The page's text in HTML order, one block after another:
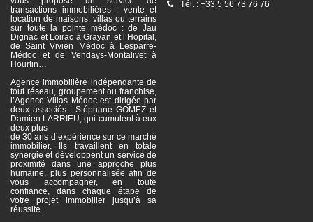
transactions immobilières : vente et
location de maisons, villas ou terrains
sur toute la pointe médoc : de Jau
Dignac et Loirac à Grayan et l’Hopital,
de Saint Vivien Médoc à Lesparre-
Médoc et de Vendays-Montalivet à
Hourtin…
Agence immobilière indépendante de
tout réseau, groupement ou franchise,
l’Agence Villas Médoc est dirigée par
deux associés : Stéphane GOMEZ et
Damien LARRIEU, qui cumulent à eux
deux plus
de 30 ans d’expérience sur ce marché
immobilier. Ils travaillent en totale
synergie et développent un service de
proximité dans une approche plus
humaine, plus personnalisée afin de
vous accompagner, en toute
confiance, dans chaque étape de
votre projet immobilier jusqu’à sa
réussite.
Tél. : +33 5 56 73 76 76